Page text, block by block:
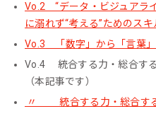
Vo.2 “データ・ビジュアラ
に溺れず“考える”ためのスキ
Vo.3 「数字」から「言葉
Vo.4 統合する力・総合する
（本記事です）
〃 統合する力・総合する